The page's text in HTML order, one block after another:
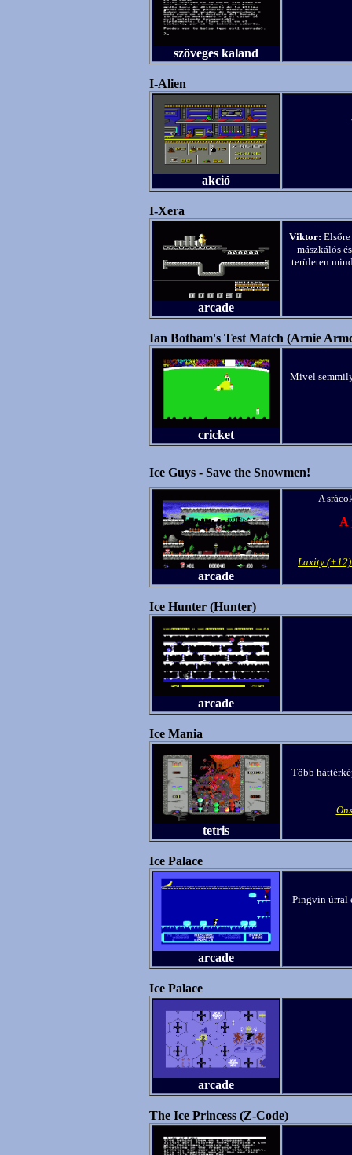
szöveges kaland
I-Alien
akció
I-Xera
arcade
Viktor:
mászkálós
területen
Ian Botham's Test Match (Arnie
cricket
Mivel
Ice Guys - Save the Snowmen!
arcade
A
A
Laxity
Ice Hunter (Hunter)
arcade
Ice Mania
tetris
Több
Ice Palace
arcade
Pingvin úrral
Ice Palace
arcade
The Ice Princess (Z-Code)